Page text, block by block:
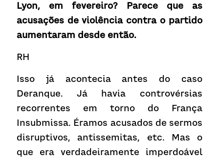
Lyon, em fevereiro? Parece que as
acusações de violência contra o partido
aumentaram desde então.
RH
Isso já acontecia antes do caso
Deranque. Já havia controvérsias
recorrentes em torno do França
Insubmissa. Éramos acusados ​​de sermos
disruptivos, antissemitas, etc. Mas o
que era verdadeiramente imperdoável